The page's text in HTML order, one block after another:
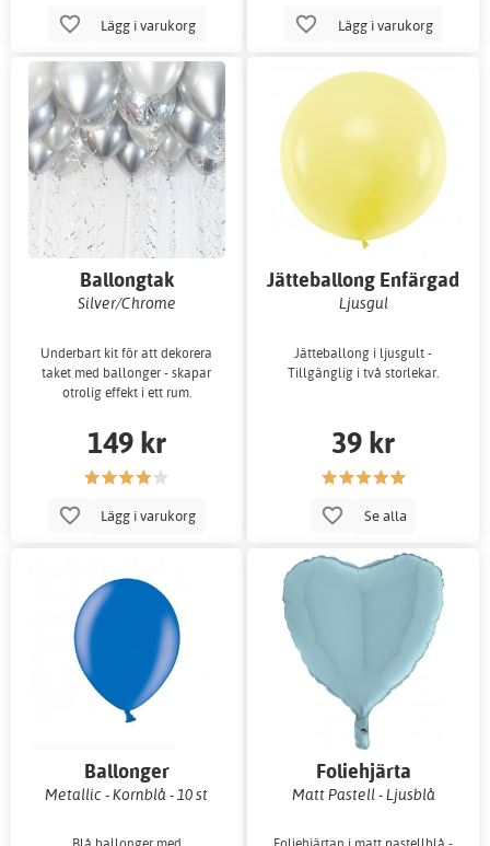
Lägg i varukorg Lägg i varukorg
Ballongtak
Silver/Chrome
Underbart kit för att dekorera
taket med ballonger - skapar
otrolig effekt i ett rum.
149 kr
Lägg i varukorg
Jätteballong Enfärgad
Ljusgul
Jätteballong i ljusgult -
Tillgänglig i två storlekar.
39 kr
Se alla
Ballonger
Metallic - Kornblå - 10 st
Foliehjärta
Matt Pastell - Ljusblå